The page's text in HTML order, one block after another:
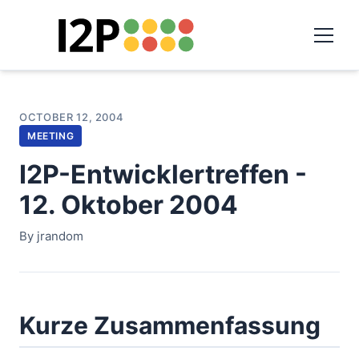
OCTOBER 12, 2004
MEETING
I2P-Entwicklertreffen -
12. Oktober 2004
By jrandom
Kurze Zusammenfassung